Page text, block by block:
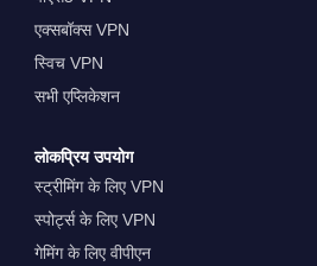
एक्सबॉक्स VPN
स्विच VPN
सभी एप्लिकेशन
लोकप्रिय उपयोग
स्ट्रीमिंग के लिए VPN
स्पोर्ट्स के लिए VPN
गेमिंग के लिए वीपीएन